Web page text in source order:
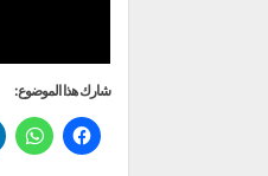
شارك هذا الموضوع: